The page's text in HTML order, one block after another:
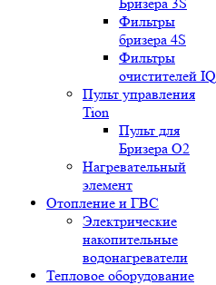
Фильтры
бризера 4S
Фильтры
очистителей IQ
Пульт управления
Tion
Пульт для
Бризера O2
Нагревательный
элемент
Отопление и ГВС
Электрические
накопительные
водонагреватели
Тепловое оборудование